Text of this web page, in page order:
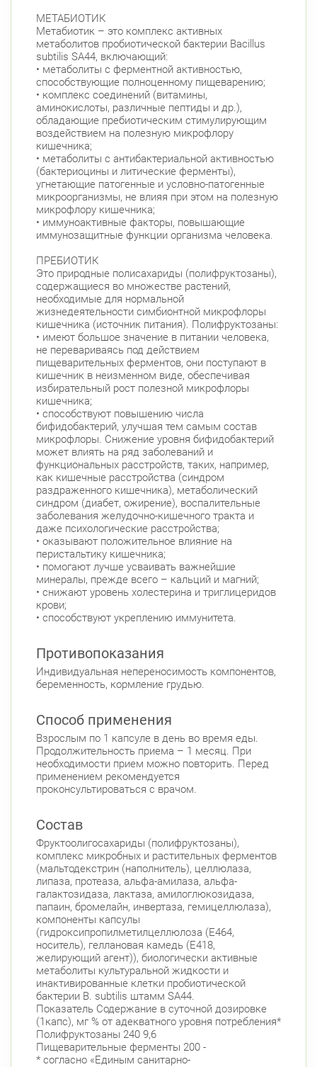
МЕТАБИОТИК
Метабиотик – это комплекс активных
метаболитов пробиотической бактерии Bacillus
subtilis SA44, включающий:
• метаболиты с ферментной активностью,
способствующие полноценному пищеварению;
• комплекс соединений (витамины,
аминокислоты, различные пептиды и др.),
обладающие пребиотическим стимулирующим
воздействием на полезную микрофлору
кишечника;
• метаболиты с антибактериальной активностью
(бактериоцины и литические ферменты),
угнетающие патогенные и условно-патогенные
микроорганизмы, не влияя при этом на полезную
микрофлору кишечника;
• иммуноактивные факторы, повышающие
иммунозащитные функции организма человека.
ПРЕБИОТИК
Это природные полисахариды (полифруктозаны),
содержащиеся во множестве растений,
необходимые для нормальной
жизнедеятельности симбионтной микрофлоры
кишечника (источник питания). Полифруктозаны:
• имеют большое значение в питании человека,
не перевариваясь под действием
пищеварительных ферментов, они поступают в
кишечник в неизменном виде, обеспечивая
избирательный рост полезной микрофлоры
кишечника;
• способствуют повышению числа
бифидобактерий, улучшая тем самым состав
микрофлоры. Снижение уровня бифидобактерий
может влиять на ряд заболеваний и
функциональных расстройств, таких, например,
как кишечные расстройства (синдром
раздраженного кишечника), метаболический
синдром (диабет, ожирение), воспалительные
заболевания желудочно-кишечного тракта и
даже психологические расстройства;
• оказывают положительное влияние на
перистальтику кишечника;
• помогают лучше усваивать важнейшие
минералы, прежде всего – кальций и магний;
• снижают уровень холестерина и триглицеридов
крови;
• способствуют укреплению иммунитета.
Противопоказания
Индивидуальная непереносимость компонентов,
беременность, кормление грудью.
Способ применения
Взрослым по 1 капсуле в день во время еды.
Продолжительность приема – 1 месяц. При
необходимости прием можно повторить. Перед
применением рекомендуется
проконсультироваться с врачом.
Состав
Фруктоолигосахариды (полифруктозаны),
комплекс микробных и растительных ферментов
(мальтодекстрин (наполнитель), целлюлаза,
липаза, протеаза, альфа-амилаза, альфа-
галактозидаза, лактаза, амилоглюкозидаза,
папаин, бромелайн, инвертаза, гемицеллюлаза),
компоненты капсулы
(гидроксипропилметилцеллюлоза (Е464,
носитель), геллановая камедь (Е418,
желирующий агент)), биологически активные
метаболиты культуральной жидкости и
инактивированные клетки пробиотической
бактерии B. subtilis штамм SA44.
Показатель Содержание в суточной дозировке
(1капс), мг % от адекватного уровня потребления*
Полифруктозаны 240 9,6
Пищеварительные ферменты 200 -
* согласно «Единым санитарно-